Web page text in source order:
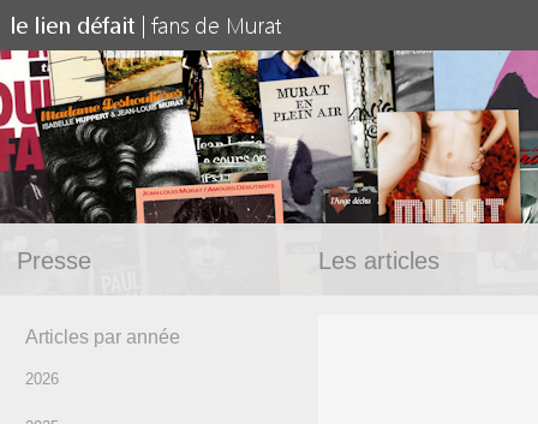
Presse Les articles
Articles par année
2026